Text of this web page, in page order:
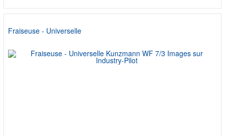
Fraiseuse - Universelle